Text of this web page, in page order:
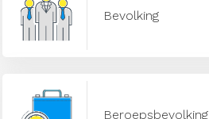
Bevolking
Beroepsbevolking